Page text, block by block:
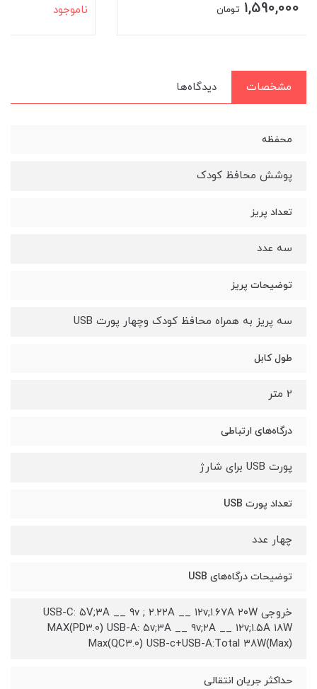
1,590,000 تومان ناموجود
مشخصات دیدگاه‌ها
محفظه
پوشش محافظ کودک
تعداد پریز
سه عدد
توضیحات پریز
سه پریز به همراه محافظ کودک وچهار پورت USB
طول کابل
2 متر
درگاه‌های ارتباطی
پورت USB برای شارژ
تعداد پورت USB
چهار عدد
توضیحات درگاه‌های USB
خروجی USB-C: ۵V;۳A __ ۹v ; ۲.۲۲A __ ۱۲v;۱.۶۷A ۲۰W
MAX(PD۳.۰) USB-A: ۵v;۳A __ ۹v;۲A __ ۱۲v;۱.۵A ۱۸W
Max(QC۳.۰) USB-c+USB-A:Total ۳۸W(Max)
حداکثر جریان انتقالی